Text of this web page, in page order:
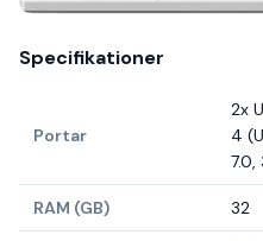
Specifikationer
Portar
2x
4
7.0,
RAM (GB) 32